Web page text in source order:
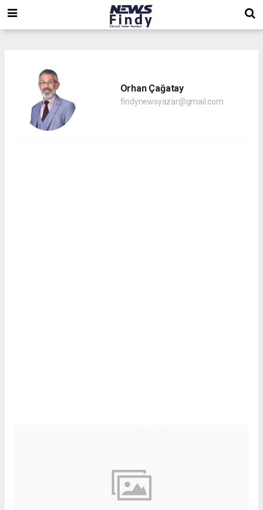
Orhan Çağatay
findynewsyazar@gmail.com